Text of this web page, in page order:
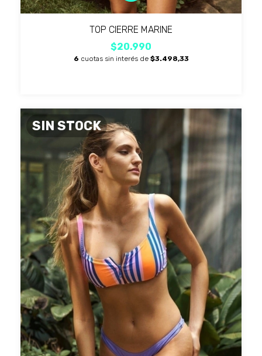
TOP CIERRE MARINE
$20.990
6 cuotas sin interés de $3.498,33
SIN STOCK